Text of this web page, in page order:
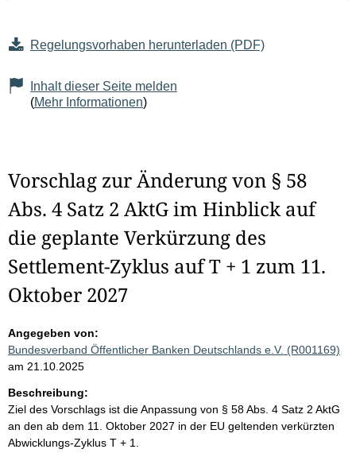
Regelungsvorhaben herunterladen (PDF)
Inhalt dieser Seite melden
(Mehr Informationen)
Vorschlag zur Änderung von § 58
Abs. 4 Satz 2 AktG im Hinblick auf
die geplante Verkürzung des
Settlement-Zyklus auf T + 1 zum 11.
Oktober 2027
Angegeben von:
Bundesverband Öffentlicher Banken Deutschlands e.V. (R001169)
am 21.10.2025
Beschreibung:
Ziel des Vorschlags ist die Anpassung von § 58 Abs. 4 Satz 2 AktG
an den ab dem 11. Oktober 2027 in der EU geltenden verkürzten
Abwicklungs-Zyklus T + 1.